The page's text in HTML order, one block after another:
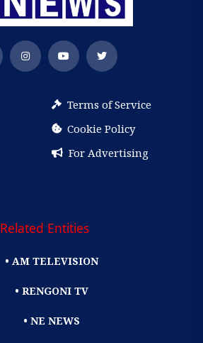
Terms of Service
Cookie Policy
For Advertising
Related Entities
• AM TELEVISION
• RENGONI TV
• NE NEWS